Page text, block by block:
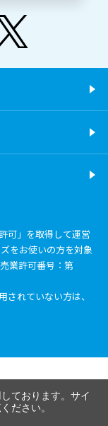
可」を取得して運営
をお使いの方を対象
業許可番号：第
れていない方は、
ております。サイ
ださい。